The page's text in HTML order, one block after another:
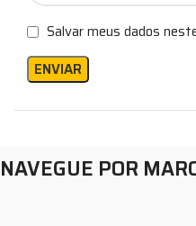
Salvar meus dados
NAVEGUE POR